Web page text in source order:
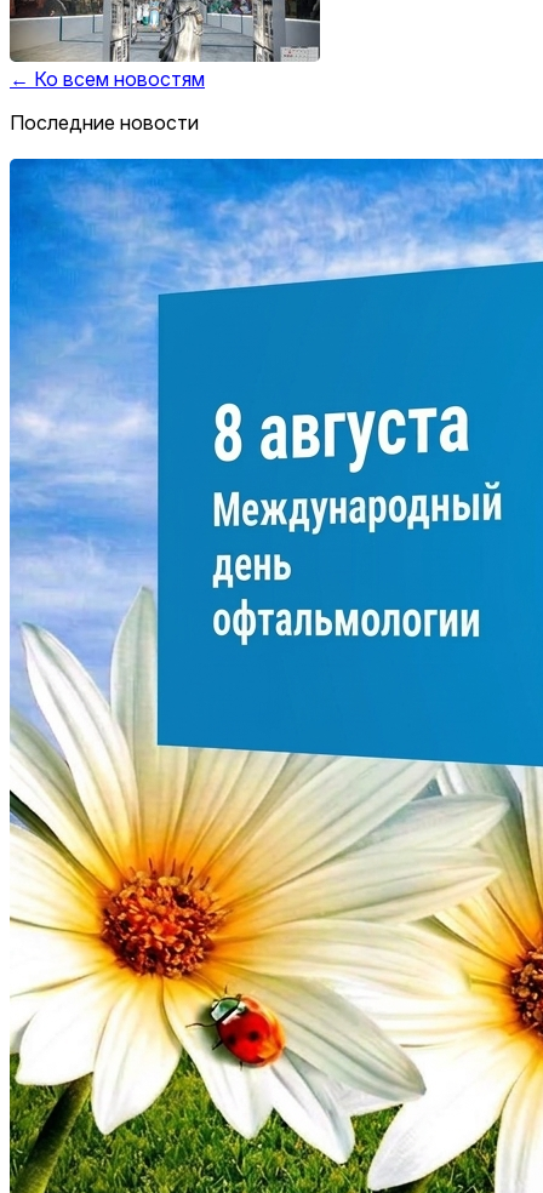
← Ко всем новостям
Последние новости